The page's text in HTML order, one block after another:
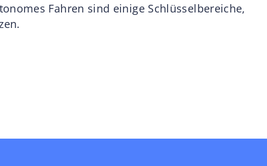
Fahren sind einige Schlüsselbereiche,